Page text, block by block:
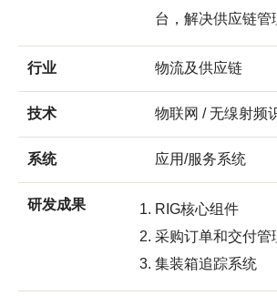
台，解决供应链
行业 物流及供应链
技术 物联网 / 无缐射频
系统 应用/服务系统
研发成果
RIG核心组件
采购订单和交付管
集装箱追踪系统